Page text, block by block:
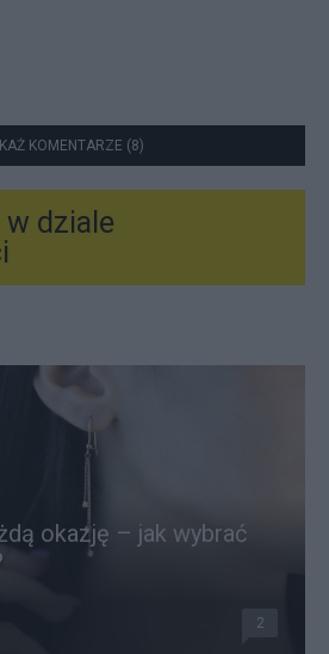
KOMENTARZE (8)
w dziale
okazję – jak wybrać
2